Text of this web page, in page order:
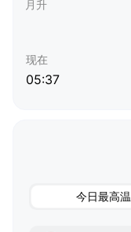
现在
05:37
今日最高温